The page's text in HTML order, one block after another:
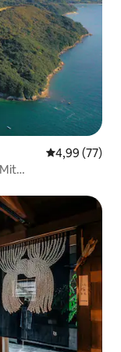
4,99 (77)